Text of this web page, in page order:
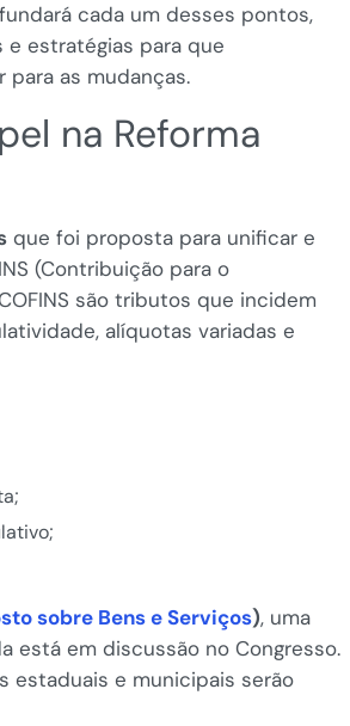
cada um desses pontos,
e estratégias para que
as mudanças.
na Reforma
que foi proposta para unificar e
(Contribuição para o
são tributos que incidem
alíquotas variadas e
sobre Bens e Serviços), uma
está em discussão no Congresso.
estaduais e municipais serão